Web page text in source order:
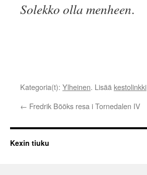
Solekko olla menheen.
Kategoria(t): Ylheinen. Lisää kestolinkki
← Fredrik Bööks resa i Tornedalen IV
Kexin tiuku